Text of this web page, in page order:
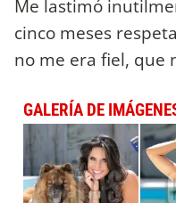
Me lastimó
cinco meses
no me era fiel, que
GALERÍA DE